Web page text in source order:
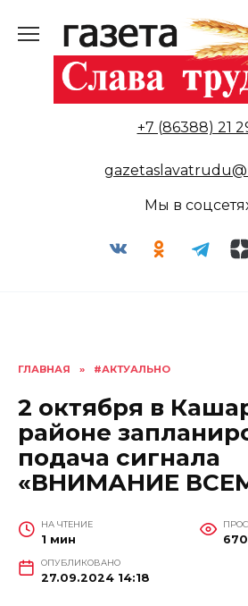
содержанию
+7 (86388) 21
Мы в
ГЛАВНАЯ » #АКТУАЛЬНО
2 октября в
районе
подача сигнала
«ВНИМАНИЕ
НА ЧТЕНИЕ
1 мин 670
ОПУБЛИКОВАНО
27.09.2024 14:18